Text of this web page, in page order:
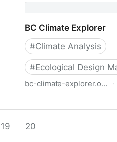
BC Climate Explorer
#Climate Analysis
#Ecological Design
bc-climate-explorer.org ·
19 20